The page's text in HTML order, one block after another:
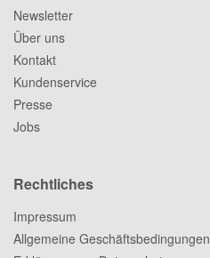
Newsletter
Über uns
Kontakt
Kundenservice
Presse
Jobs
Rechtliches
Impressum
Allgemeine Geschäftsbedingungen